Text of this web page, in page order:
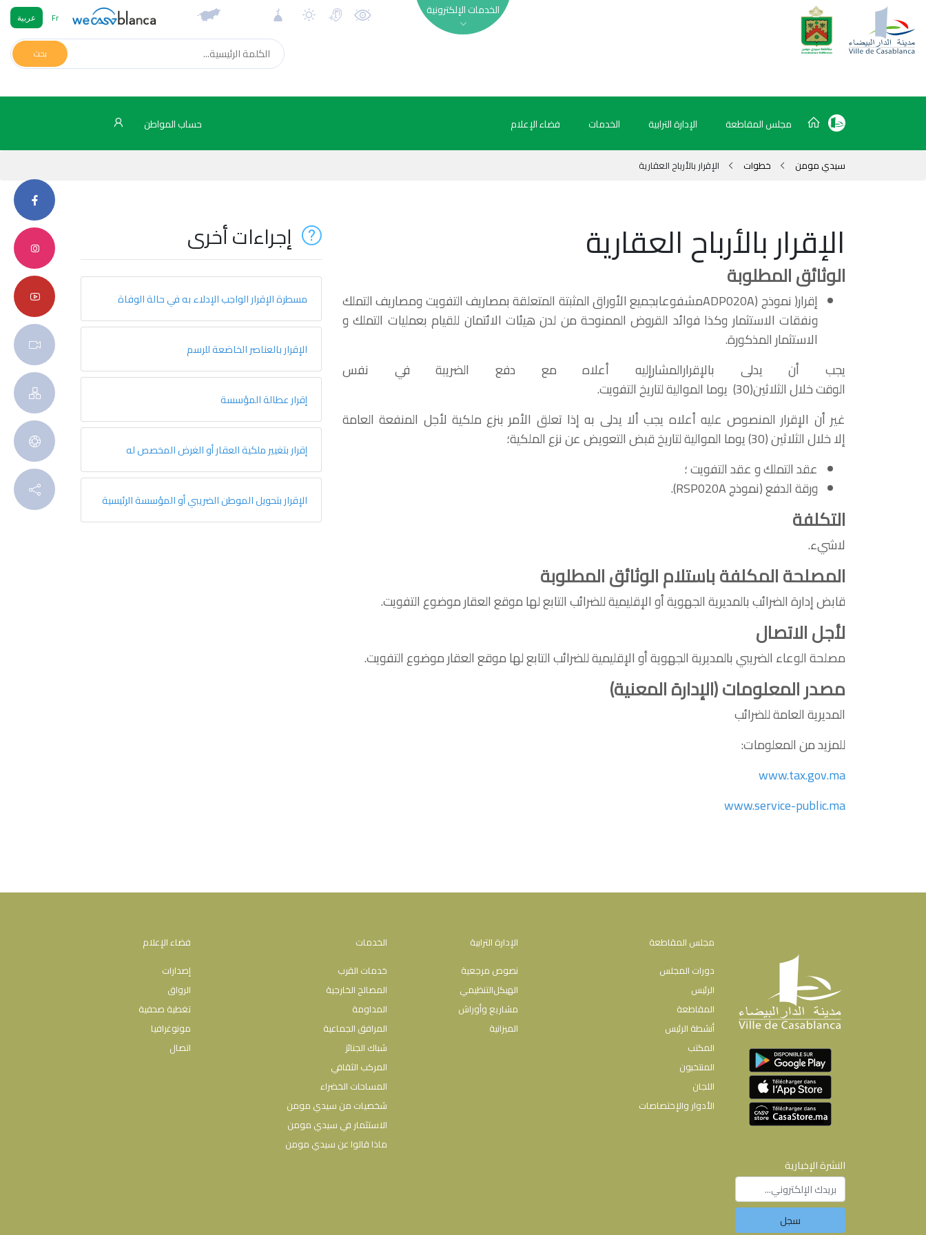
الخدمات الإلكترونية Fr عربية
بحث
مجلس المقاطعة الإدارة الترابية الخدمات فضاء الإعلام حساب المواطن
سيدي مومن خطوات الإقرار بالأرباح العقارية
الإقرار بالأرباح العقارية
الوثائق المطلوبة
إقرار( نموذج (ADP020Aمشفوعابجميع الأوراق المثبتة المتعلقة بمصاريف التفويت ومصاريف التملك
ونفقات الاستثمار وكذا فوائد القروض الممنوحة من لدن هيئات الائتمان للقيام بعمليات التملك و
الاستثمار المذكورة.
يجب أن يدلى بالإقرارالمشارإليه أعلاه مع دفع الضريبة في نفس
الوقتخلال الثلاثين(30) يوما الموالية لتاريخ التفويت.
غير أن الإقرار المنصوص عليه أعلاه يجب ألا يدلى به إذا تعلق الأمر بنزع ملكية لأجل المنفعة العامة
إلاخلال الثلاثين(30) يوما الموالية لتاريخ قبض التعويض عن نزع الملكية؛
عقد التملك و عقد التفويت ؛
ورقة الدفع (نموذج RSP020A).
التكلفة
لاشيء.
المصلحة المكلفة باستلام الوثائق المطلوبة
قابض إدارة الضرائب بالمديرية الجهوية أو الإقليمية للضرائب التابع لها موقع العقار موضوع التفويت.
لأجل الاتصال
مصلحة الوعاء الضريبي بالمديرية الجهوية أو الإقليمية للضرائب التابع لها موقع العقار موضوع التفويت.
مصدر المعلومات (الإدارة المعنية)
المديرية العامة للضرائب
للمزيد من المعلومات:
www.tax.gov.ma
www.service-public.ma
إجراءات أخرى
مسطرة الإقرار الواجب الإدلاء به في حالة الوفاة
الإقرار بالعناصر الخاضعة للرسم
إقرار عطالة المؤسسة
إقرار بتغيير ملكية العقار أو الغرض المخصص له
الإقرار بتحويل الموطن الضريبي أو المؤسسة الرئيسية
النشرة الإخبارية
سجل
مجلس المقاطعة
دورات المجلس
الرئيس
المقاطعة
أنشطة الرئيس
المكتب
المنتخبون
اللجان
الأدوار والإختصاصات
الإدارة الترابية
نصوص مرجعية
اﻟﻬﯿﻜﻞاﻟﺘﻨﻈﯿﻤﻲ
مشاريع وأوراش
الميزانية
الخدمات
خدمات القرب
المصالح الخارجية
المداومة
المرافق الجماعية
شباك الجنائز
المركب الثقافي
المساحات الخضراء
شخصيات من سيدي مومن
الاستثمار في سيدي مومن
ماذا قالوا عن سيدي مومن
فضاء الإعلام
إصدارات
الرواق
تغطية صحفية
مونوغرافيا
اتصال